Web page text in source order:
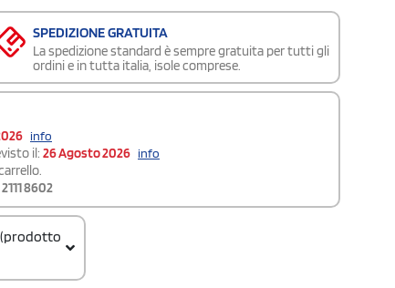
SPEDIZIONE GRATUITA
La spedizione standard è sempre gratuita per tutti gli
ordini e in tutta italia, isole comprese.
info
il: 26 Agosto 2026 info
8602
(prodotto